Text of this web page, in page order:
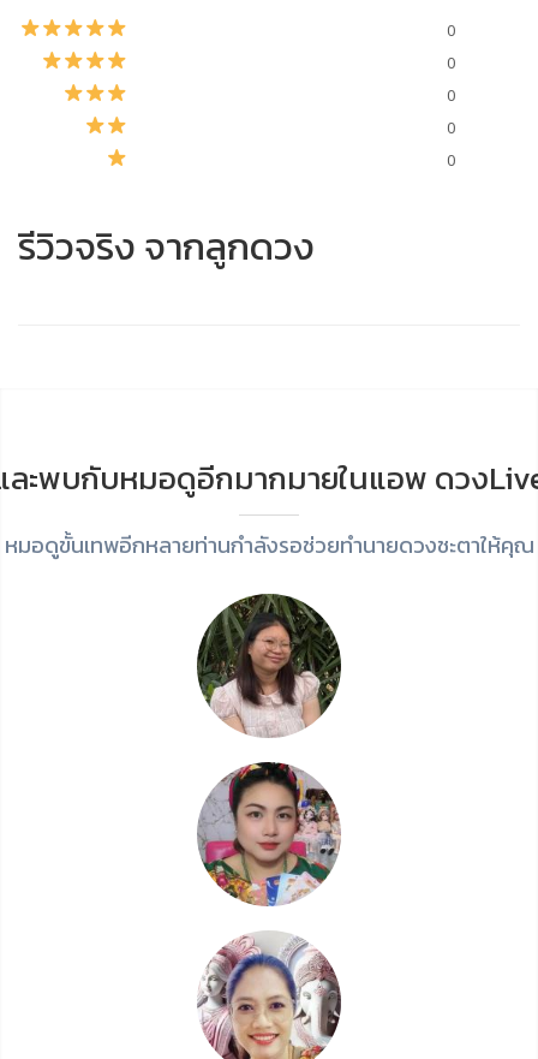
0
0
0
0
0
รีวิวจริง จากลูกดวง
ละพบกับหมอดูอีกมากมายในแอพ ดวง
หมอดูขั้นเทพอีกหลายท่านกำลังรอช่วยทำนายดวงชะตาให้คุณ